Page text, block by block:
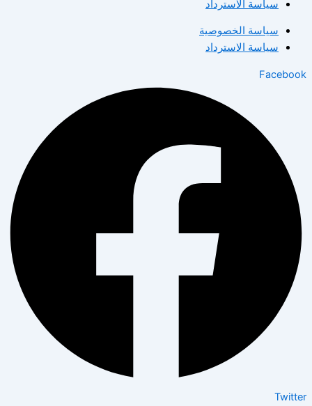
سياسة الاسترداد
سياسة الخصوصية
سياسة الاسترداد
Facebook
Twitter